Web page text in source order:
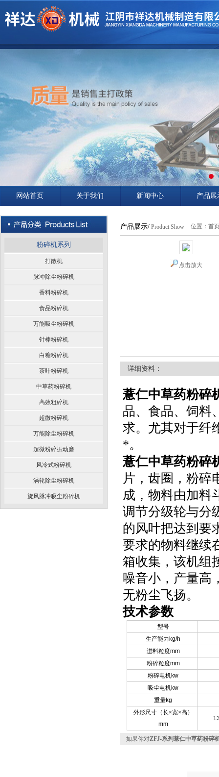
网站首页 关于我们 新闻中心 产品展
粉碎机系列
打散机
脉冲除尘粉碎机
香料粉碎机
食品粉碎机
万能吸尘粉碎机
针棒粉碎机
白糖粉碎机
茶叶粉碎机
中草药粉碎机
高效粗碎机
超微粉碎机
万能除尘粉碎机
超微粉碎振动磨
风冷式粉碎机
涡轮除尘粉碎机
旋风脉冲吸尘粉碎机
产品展示/ Product Show 位置： 首
点击放大
详细资料：
薏仁中草药粉碎
品、食品、饲料
求。尤其对于纤
*。
薏仁中草药粉碎
片，齿圈，粉碎
成，物料由加料
调节分级轮与分
的风叶把达到要
要求的物料继续
箱收集，该机组
噪音小，产量高
无粉尘飞扬。
技术参数
型号
生产能力kg/h
进料粒度mm
粉碎粒度mm
粉碎电机kw
吸尘电机kw
重量kg
外形尺寸（长×宽×高）
mm
如果你对ZFJ-系列薏仁中草药粉碎